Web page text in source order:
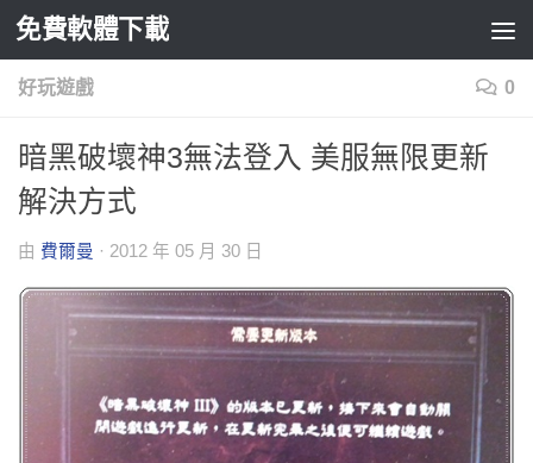
Skip to content
免費軟體下載
好玩遊戲 0
暗黑破壞神3無法登入 美服無限更新
解決方式
由 費爾曼 · 2012 年 05 月 30 日